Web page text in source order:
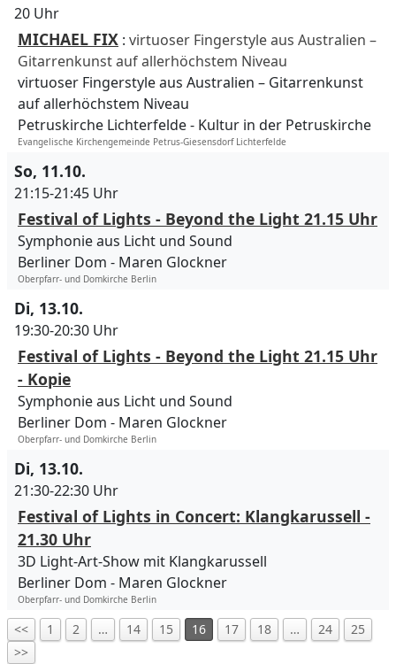
20 Uhr
MICHAEL FIX : virtuoser Fingerstyle aus Australien –
Gitarrenkunst auf allerhöchstem Niveau
virtuoser Fingerstyle aus Australien – Gitarrenkunst
auf allerhöchstem Niveau
Petruskirche Lichterfelde
Kultur in der Petruskirche
Evangelische Kirchengemeinde Petrus-Giesensdorf Lichterfelde
So, 11.10.
21:15-21:45 Uhr
Festival of Lights - Beyond the Light 21.15 Uhr
Symphonie aus Licht und Sound
Berliner Dom
Maren Glockner
Oberpfarr- und Domkirche Berlin
Di, 13.10.
19:30-20:30 Uhr
Festival of Lights - Beyond the Light 21.15 Uhr
- Kopie
Symphonie aus Licht und Sound
Berliner Dom
Maren Glockner
Oberpfarr- und Domkirche Berlin
Di, 13.10.
21:30-22:30 Uhr
Festival of Lights in Concert: Klangkarussell -
21.30 Uhr
3D Light-Art-Show mit Klangkarussell
Berliner Dom
Maren Glockner
Oberpfarr- und Domkirche Berlin
<< 1 2 … 14 15 16 17 18 … 24
25
>>